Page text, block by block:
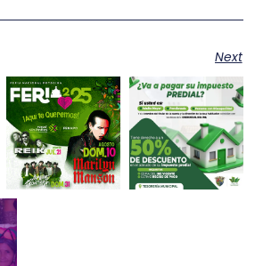
Next